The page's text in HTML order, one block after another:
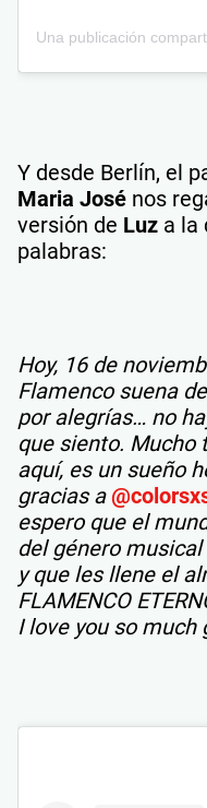
Y desde Berlín, el
Maria José nos
versión de Luz a la
palabras:
Hoy, 16 de
Flamenco suena
por alegrías… no
que siento. Mucho
aquí, es un sueño
gracias a
espero que el
del género
y que les llene el
FLAMENCO
I love you so much